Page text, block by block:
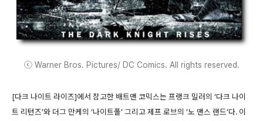
ⓒ Warner Bros. Pictures/ DC Comics. All rights reserved.
[다크 나이트 라이즈]에서 참고한 배트맨 코믹스는 프랭크 밀러의 ‘다크 나이
트 리턴즈’와 더그 만케의 ‘나이트폴’ 그리고 제프 로브의 ‘노 맨스 랜드’다. 이